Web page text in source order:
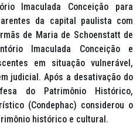
Imaculada Conceição para
da capital paulista com
de Maria de Schoenstatt de
Imaculada Conceição e
em situação vulnerável,
judicial. Após a desativação do
do Patrimônio Histórico,
(Condephac) considerou o
histórico e cultural.